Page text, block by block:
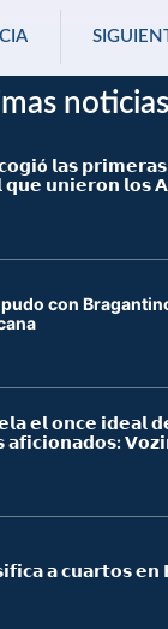
noticias
𝗹𝗮𝘀
𝗾𝘂𝗲 𝘂𝗻𝗶𝗲𝗿𝗼𝗻 𝗹𝗼𝘀
con
𝗲𝗹 𝗼𝗻𝗰𝗲 𝗶𝗱𝗲𝗮𝗹
𝗮𝗳𝗶𝗰𝗶𝗼𝗻𝗮𝗱𝗼𝘀:
𝗮 𝗰𝘂𝗮𝗿𝘁𝗼𝘀 𝗲𝗻